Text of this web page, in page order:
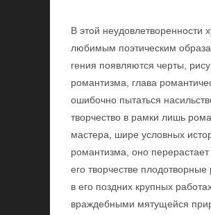
В этой неудовлетворенности
любимым поэтическим
гения появляются черты,
романтизма, глава
ошибочно пытаться
творчество в рамки лишь
мастера, шире условных
романтизма, оно
его творчестве
в его поздних крупных
враждебными мятущейся